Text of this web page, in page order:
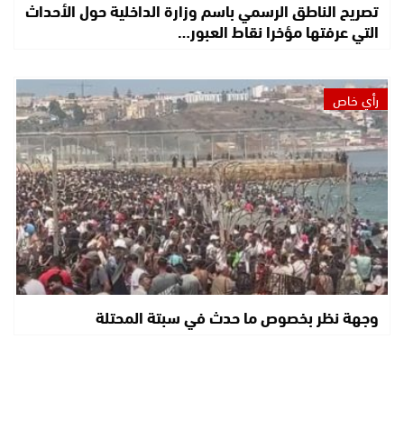
تصريح الناطق الرسمي باسم وزارة الداخلية حول الأحداث
التي عرفتها مؤخرا نقاط العبور…
رأي خاص
وجهة نظر بخصوص ما حدث في سبتة المحتلة